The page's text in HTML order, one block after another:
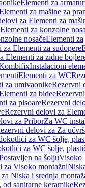
Elementi za
za mašine za
za Elementi za
Elementi za konzolne
nosačeElementi za
Elementi za sudopere
Elementi za zidne
Instalacioni
Elementi za WC
za umivaonikeRezervni
za bidee
za pisoareRezervni
Rezervni delovi za
za PriborZa WC
delovi za Za
za WC šolje,
za WC šolje,
na šoljuVisoko
za Visoko montažni
Niska i srednja
sanitarne keramike